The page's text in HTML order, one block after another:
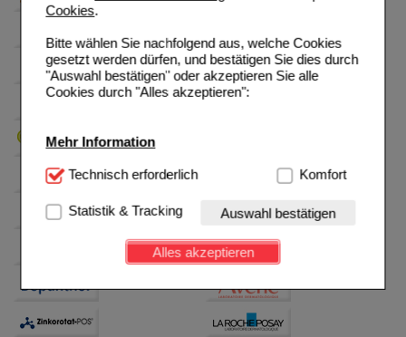
Cookies.
Bitte wählen Sie nachfolgend aus, welche Cookies
gesetzt werden dürfen, und bestätigen Sie dies durch
"Auswahl bestätigen" oder akzeptieren Sie alle
Cookies durch "Alles akzeptieren":
Mehr Information
Technisch Notwendig:Hierbei handelt es sich um
Website notwendig sind (z.B. Navigation, Warenkorb,
Kundenkonto), weshalb auf diese nicht verzichtet
werden kann.
Einkaufserlebnis noch ansprechender zu gestalten,
Besuchers oder unsere Seite an bevorzugte
Technisch erforderlich Komfort
Statistik & Tracking Auswahl bestätigen
Alles akzeptieren